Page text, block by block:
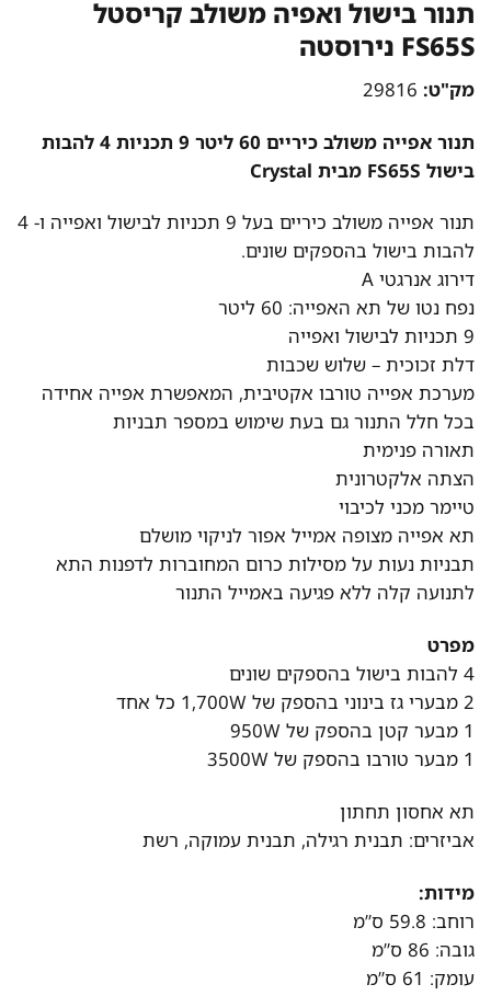
תנור בישול ואפיה משולב קריסטל
FS65S נירוסטה
מק"ט:29816
תנור אפייה משולב כיריים 60 ליטר 9 תכניות 4 להבות
בישול FS65S מבית Crystal
תנור אפייה משולב כיריים בעל 9 תכניות לבישול ואפייה ו- 4
להבות בישול בהספקים שונים.
דירוג אנרגטי A
נפח נטו של תא האפייה: 60 ליטר
דלת זכוכית – שלוש שכבות
מערכת אפייה טורבו אקטיבית, המאפשרת אפייה אחידה
בכל חלל התנור גם בעת שימוש במספר תבניות
תאורה פנימית
הצתה אלקטרונית
טיימר מכני לכיבוי
תא אפייה מצופה אמייל אפור לניקוי מושלם
תבניות נעות על מסילות כרום המחוברות לדפנות התא
לתנועה קלה ללא פגיעה באמייל התנור
מפרט
תא אחסון תחתון
אביזרים: תבנית רגילה, תבנית עמוקה, רשת
מידות:
רוחב: 59.8 ס”מ
גובה: 86 ס”מ
עומק: 61 ס”מ